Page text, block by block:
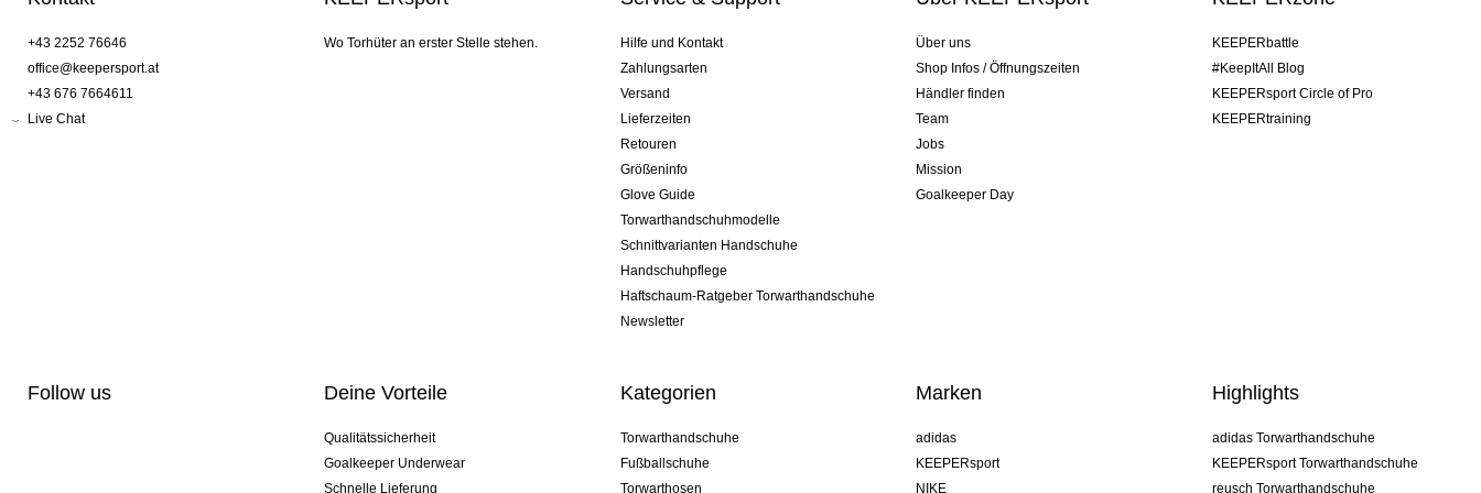
+43 2252 76646
office@keepersport.at
+43 676 7664611
Live Chat
Wo Torhüter an erster Stelle stehen.
Hilfe und Kontakt
Zahlungsarten
Versand
Lieferzeiten
Retouren
Größeninfo
Glove Guide
Torwarthandschuhmodelle
Schnittvarianten Handschuhe
Handschuhpflege
Haftschaum-Ratgeber Torwarthandschuhe
Newsletter
Über uns
Shop Infos / Öffnungszeiten
Händler finden
Team
Jobs
Mission
Goalkeeper Day
KEEPERbattle
#KeepItAll Blog
KEEPERsport Circle of Pro
KEEPERtraining
Follow us Deine Vorteile
Qualitätssicherheit
Goalkeeper Underwear
Schnelle Lieferung
Kategorien
Torwarthandschuhe
Fußballschuhe
Torwarthosen
Marken
adidas
KEEPERsport
NIKE
Highlights
adidas Torwarthandschuhe
KEEPERsport Torwarthandschuhe
reusch Torwarthandschuhe